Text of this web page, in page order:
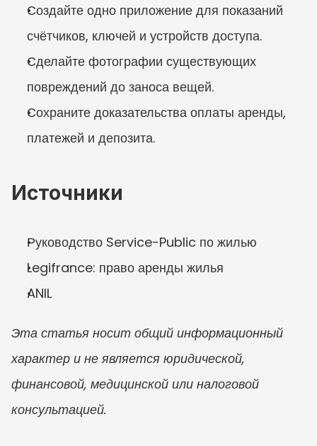
Создайте одно приложение для показаний
счётчиков, ключей и устройств доступа.
Сделайте фотографии существующих
повреждений до заноса вещей.
Сохраните доказательства оплаты аренды,
платежей и депозита.
Источники
Руководство Service-Public по жилью
Legifrance: право аренды жилья
ANIL
Эта статья носит общий информационный
характер и не является юридической,
финансовой, медицинской или налоговой
консультацией.